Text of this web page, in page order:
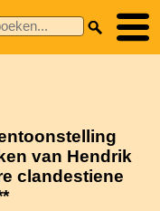
van Hendrik
clandestiene